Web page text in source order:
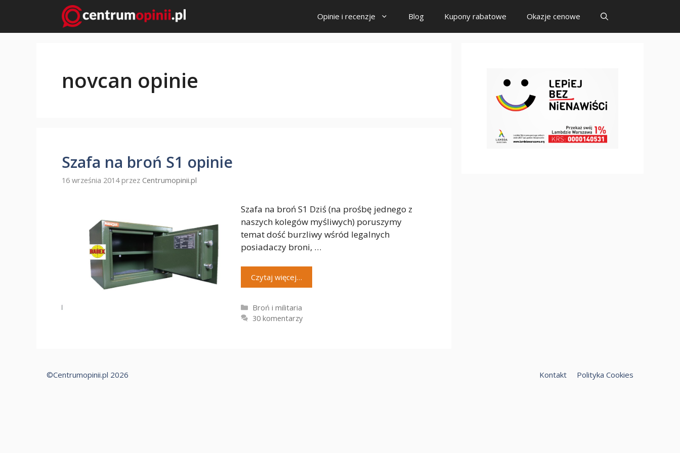
treści
Opinie i recenzje Blog Kupony rabatowe Okazje cenowe
novcan opinie
Szafa na broń S1 opinie
16 września 2014 przez Centrumopinii.pl
Szafa na broń S1 Dziś (na prośbę jednego z
naszych kolegów myśliwych) poruszymy
temat dość burzliwy wśród legalnych
posiadaczy broni, …
Czytaj więcej…
Kategorie
Broń i militaria
30 komentarzy
Kontakt Polityka Cookies
©Centrumopinii.pl 2026